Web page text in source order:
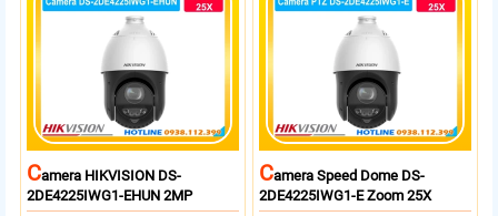
CAmera HIKVISION DS-
2DE4225IWG1-EHUN 2MP
CAmera Speed Dome DS-
2DE4225IWG1-E Zoom 25X